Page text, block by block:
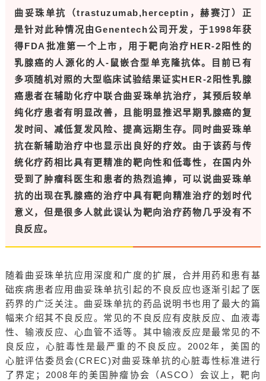
曲妥珠单抗（trastuzumab,herceptin，赫赛汀）正
是针对此种情况由Genentech公司开发，于1998年获
得FDA批准第一个上市，用于靶向治疗HER-2阳性的
乳腺癌的人源化的人-鼠嵌合型单克隆抗体。目前已有
多项随机对照的大型临床试验结果证实HER-2阳性乳腺
癌患者在辅助化疗中联合曲妥珠单抗治疗，其预后较单
纯化疗患者有明显改善，且能明显推迟早期乳腺癌的复
发时间、减低复发风险、提高远期生存。同时曲妥珠单
抗在新辅助治疗中也显示出良好的疗效。由于该药与传
统化疗药相比具有更精准的靶向性和低毒性，在国内外
受到了肿瘤科医生和患者的热烈追捧，可以说曲妥珠单
抗的出现在乳腺癌的治疗中具有靶向精准治疗的划时代
意义，但是很多人就此误认为靶向治疗药物几乎没有不
良反应。
随着曲妥珠单抗应用深度和广度的扩展，合并用药和患有基
础疾病患者应用曲妥珠单抗引起的不良反应也逐渐引起了医
药界的广泛关注。曲妥珠单抗的药品说明书也用了最大的篇
幅来介绍其不良反应。常见的不良反应有皮肤反应、血液毒
性、输液反应、心血管不适等。其中输液反应是最常见的不
良反应，心脏毒性是最严重的不良反应。2002年，美国的
心脏评估委员会(CREC)对曲妥珠单抗的心脏毒性标准进行
了界定；2008年的美国肿瘤协会（ASCO）会议上，靶向